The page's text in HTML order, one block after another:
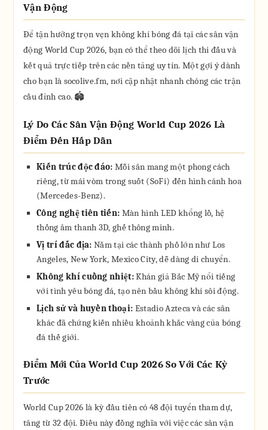
Vận Động
Để tận hưởng trọn vẹn không khí bóng đá tại các sân vận
động World Cup 2026, bạn có thể theo dõi lịch thi đấu và
kết quả trực tiếp trên các nền tảng uy tín. Một gợi ý dành
cho bạn là socolive.fm, nơi cập nhật nhanh chóng các trận
cầu đỉnh cao. 🏟️
Lý Do Các Sân Vận Động World Cup 2026 Là
Điểm Đến Hấp Dẫn
Kiến trúc độc đáo: Mỗi sân mang một phong cách
riêng, từ mái vòm trong suốt (SoFi) đến hình cánh hoa
(Mercedes-Benz).
Công nghệ tiên tiến: Màn hình LED khổng lồ, hệ
thống âm thanh 3D, ghế thông minh.
Vị trí đắc địa: Nằm tại các thành phố lớn như Los
Angeles, New York, Mexico City, dễ dàng di chuyển.
Không khí cuồng nhiệt:Khán giả Bắc Mỹ nổi tiếng
với tình yêu bóng đá, tạo nên bầu không khí sôi động.
Lịch sử và huyền thoại: Estadio Azteca và các sân
khác đã chứng kiến nhiều khoảnh khắc vàng của bóng
đá thế giới.
Điểm Mới Của World Cup 2026 So Với Các Kỳ
Trước
World Cup 2026 là kỳ đầu tiên có 48 đội tuyển tham dự,
tăng từ 32 đội. Điều này đồng nghĩa với việc các sân vận